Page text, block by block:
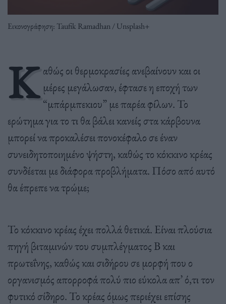
Εικονογράφηση: Taufik Ramadhan / Unsplash+
Κ αθώς οι θερμοκρασίες ανεβαίνουν και οι
μέρες μεγάλωσαν, έφτασε η εποχή των
“μπάρμπεκιου” με παρέα φίλων. Το
ερώτημα για το τι θα βάλει κανείς στα κάρβουνα
μπορεί να προκαλέσει πονοκέφαλο σε έναν
συνειδητοποιημένο ψήστη, καθώς τοκόκκινο κρέας
συνδέεται με διάφορα προβλήματα. Πόσο από αυτό
θα έπρεπε να τρώμε;
Το κόκκινο κρέας έχει πολλά θετικά. Είναι πλούσια
πηγή βιταμινών του συμπλέγματος Β και
πρωτεΐνης, καθώς και σιδήρου σε μορφή που ο
οργανισμός απορροφά πολύ πιο εύκολα απ’ ό,τι τον
φυτικό σίδηρο. Το κρέας όμως περιέχει επίσης